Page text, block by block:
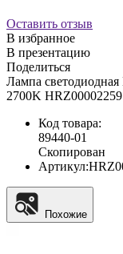
Оставить отзыв
В избранное
В презентацию
Поделиться
Лампа
2700K HRZ00002259
Код товара:
89440-01
Скопирован
Артикул:
Похожие